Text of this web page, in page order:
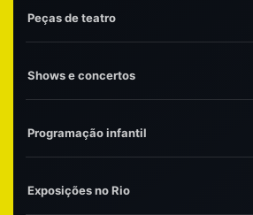
Peças de teatro
Shows e concertos
Programação infantil
Exposições no Rio